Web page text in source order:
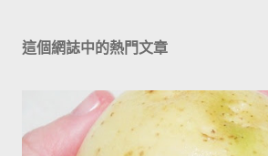
這個網誌中的熱門文章